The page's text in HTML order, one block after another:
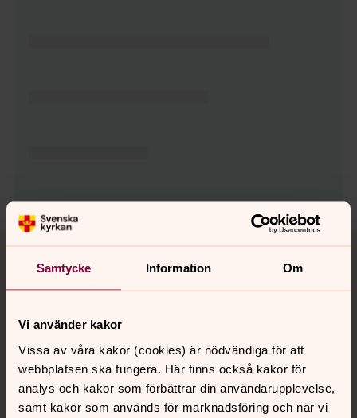
Samtycke Information Om
Vi använder kakor
Vissa av våra kakor (cookies) är nödvändiga för att
webbplatsen ska fungera. Här finns också kakor för
analys och kakor som förbättrar din användarupplevelse,
samt kakor som används för marknadsföring och när vi
Tillbaka till toppen
Tillbaka till innehållet
Kontakt
Kalender